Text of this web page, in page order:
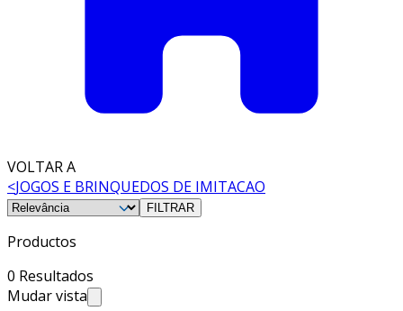
VOLTAR A
<JOGOS E BRINQUEDOS DE IMITACAO
FILTRAR
Productos
0 Resultados
Mudar vista